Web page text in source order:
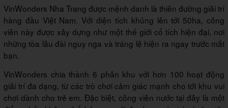
VinWonders Nha Trang được mệnh danh là thiên đường giải trí
hàng đầu Việt Nam. Với diện tích khủng lên tới 50ha, công
viên này được xây dựng như một thế giới cổ tích hiện đại, nơi
những tòa lâu đài nguy nga và tráng lệ hiện ra ngay trước mắt
bạn.
VinWonders chia thành 6 phân khu với hơn 100 hoạt động
giải trí đa dạng, từ các trò chơi cảm giác mạnh cho tới khu vui
chơi dành cho trẻ em. Đặc biệt, công viên nước tại đây là một